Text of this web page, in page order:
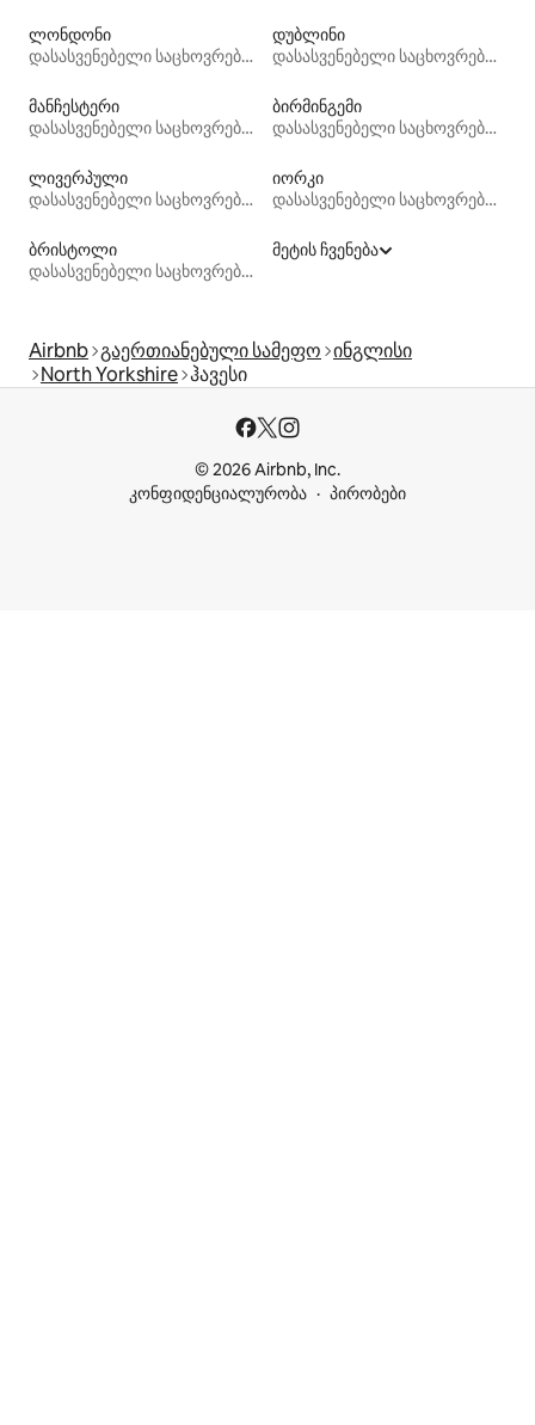
ლონდონი
დასასვენებელი საცხოვრებლები
დუბლინი
დასასვენებელი საცხოვრებლები
მანჩესტერი
დასასვენებელი საცხოვრებლები
ბირმინგემი
დასასვენებელი საცხოვრებლები
ლივერპული
დასასვენებელი საცხოვრებლები
იორკი
დასასვენებელი საცხოვრებლები
ბრისტოლი
დასასვენებელი საცხოვრებლები
მეტის ჩვენება
Airbnb გაერთიანებული სამეფო ინგლისი
North Yorkshire ჰავესი
© 2026 Airbnb, Inc.
კონფიდენციალურობა
პირობები